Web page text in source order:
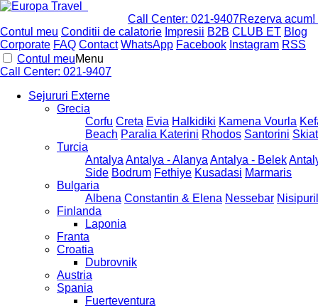
Call Center: 021-9407Rezerva acum!
Contul meu Conditii de calatorie Impresii B2B CLUB ET Blog
Corporate FAQ Contact WhatsApp Facebook Instagram RSS
Contul meuMenu
Call Center: 021-9407
Sejururi Externe
Grecia
Corfu Creta Evia Halkidiki Kamena Vourla
Beach Paralia Katerini Rhodos Santorini
Turcia
Antalya Antalya - Alanya Antalya - Belek
Side Bodrum Fethiye Kusadasi Marmaris
Bulgaria
Albena Constantin & Elena Nessebar
Finlanda
Laponia
Franta
Croatia
Dubrovnik
Austria
Spania
Fuerteventura